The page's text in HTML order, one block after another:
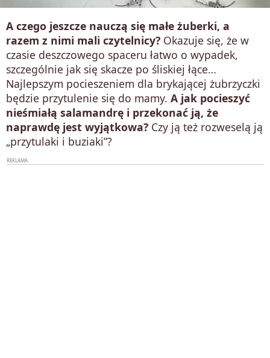
A czego jeszcze nauczą się małe żuberki, a
razem z nimi mali czytelnicy? Okazuje się, że w
czasie deszczowego spaceru łatwo o wypadek,
szczególnie jak się skacze po śliskiej łące…
Najlepszym pocieszeniem dla brykającej żubrzyczki
będzie przytulenie się do mamy. A jak pocieszyć
nieśmiałą salamandrę i przekonać ją, że
naprawdę jest wyjątkowa? Czy ją też rozweselą ją
„przytulaki i buziaki”?